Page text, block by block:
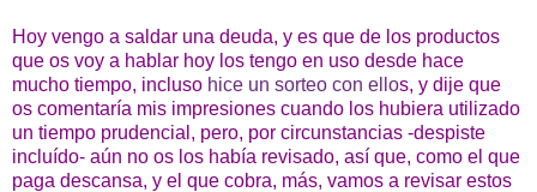
Hoy vengo a saldar una deuda, y es que de los productos
que os voy a hablar hoy los tengo en uso desde hace
mucho tiempo, incluso hice un sorteo con ellos, y dije que
os comentaría mis impresiones cuando los hubiera utilizado
un tiempo prudencial, pero, por circunstancias -despiste
incluído- aún no os los había revisado, así que, como el que
paga descansa, y el que cobra, más, vamos a revisar estos